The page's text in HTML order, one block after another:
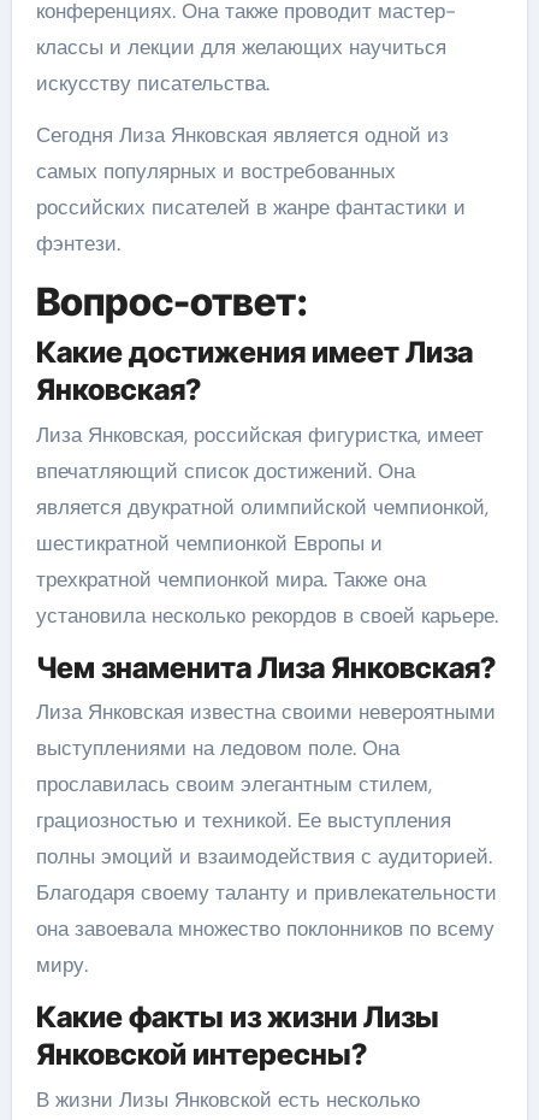
конференциях. Она также проводит мастер-
классы и лекции для желающих научиться
искусству писательства.
Сегодня Лиза Янковская является одной из
самых популярных и востребованных
российских писателей в жанре фантастики и
фэнтези.
Вопрос-ответ:
Какие достижения имеет Лиза
Янковская?
Лиза Янковская, российская фигуристка, имеет
впечатляющий список достижений. Она
является двукратной олимпийской чемпионкой,
шестикратной чемпионкой Европы и
трехкратной чемпионкой мира. Также она
установила несколько рекордов в своей карьере.
Чем знаменита Лиза Янковская?
Лиза Янковская известна своими невероятными
выступлениями на ледовом поле. Она
прославилась своим элегантным стилем,
грациозностью и техникой. Ее выступления
полны эмоций и взаимодействия с аудиторией.
Благодаря своему таланту и привлекательности
она завоевала множество поклонников по всему
миру.
Какие факты из жизни Лизы
Янковской интересны?
В жизни Лизы Янковской есть несколько